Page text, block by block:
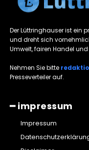
Der Lüttringhauser ist ein
und dreht sich
Umwelt, fairen Handel
Nehmen Sie bitte
Presseverteiler auf.
━ impressum
Impressum